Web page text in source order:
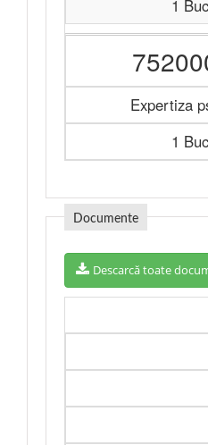
1
Expertiza
1
Documente
Descarcă toate